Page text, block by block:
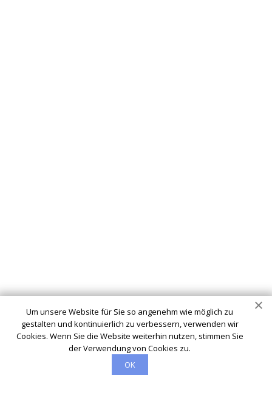
Um unsere Website für Sie so angenehm wie möglich zu
gestalten und kontinuierlich zu verbessern, verwenden wir
Cookies. Wenn Sie die Website weiterhin nutzen, stimmen Sie
der Verwendung von Cookies zu.
OK